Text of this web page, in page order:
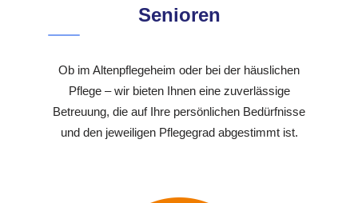
Senioren
Ob im Altenpflegeheim oder bei der häuslichen
Pflege – wir bieten Ihnen eine zuverlässige
Betreuung, die auf Ihre persönlichen Bedürfnisse
und den jeweiligen Pflegegrad abgestimmt ist.